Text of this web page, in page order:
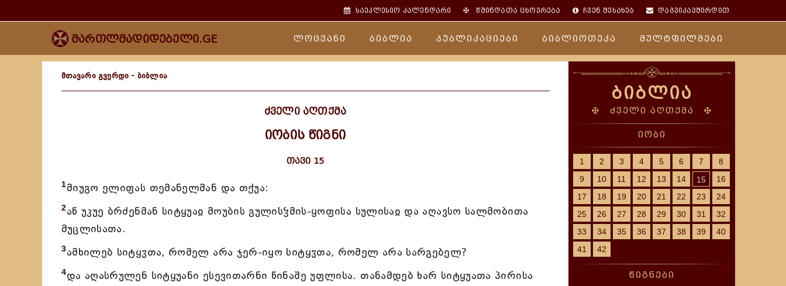
საეკლესიო კალენდარი ✠წმინდათა ცხოვრება ჩვენ შესახებ დაგვიკავშირდით
მართლმადიდებელი.GE ლოცვანი ბიბლია პუბლიკაციები ბიბლიოთეკა მულტფილმები
მთავარი გვერდი - ბიბლია
ძველი აღთქმა
იობის წიგნი
თავი 15
1მიუგო ელიფას თემანელმან და თქუა:
2აწ უკუე ბრძენმან სიტყუაჲ მოუბის გულისჴმის-ყოფისა სულისაჲ და აღავსო სალმობითა
მუცლისათა.
3ამხილებ სიტყჳთა, რომელ არა ჯერ-იყო სიტყჳთა, რომელ არა სარგებელ?
4და აღასრულენ სიტყუანი ესევითარნი წინაშე უფლისა. თანამდებ ხარ სიტყუათა პირისა
ბიბლია
✠ ძველი აღთქმა ✠
იობი
1 2 3 4 5 6 7
8
9
10 11 12 13 14 15
16
17
18 19 20 21 22 23
24
25
26 27 28 29 30 31
32
33
34 35 36 37 38 39
40
41
42
წიგნები